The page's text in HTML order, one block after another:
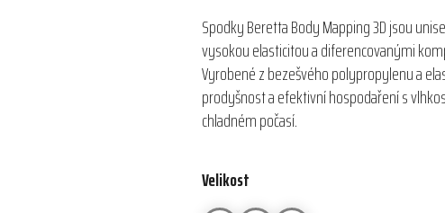
je
0,0
z
5
hvězdiček.
Spodky Beretta Body Mapping 3D jsou
vysokou elasticitou a diferencovanými
Vyrobené z bezešvého polypropylenu a
prodyšnost a efektivní hospodaření s
chladném počasí.
Velikost